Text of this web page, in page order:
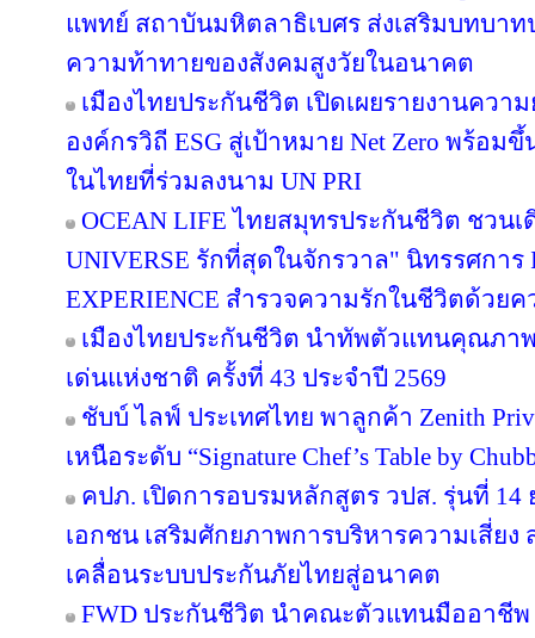
แพทย์ สถาบันมหิตลาธิเบศร ส่งเสริมบทบา
ความท้าทายของสังคมสูงวัยในอนาคต
เมืองไทยประกันชีวิต เปิดเผยรายงานควา
องค์กรวิถี ESG สู่เป้าหมาย Net Zero พร้อ
ในไทยที่ร่วมลงนาม UN PRI
OCEAN LIFE ไทยสมุทรประกันชีวิต ชวนเ
UNIVERSE รักที่สุดในจักรวาล" นิทรรศการ
EXPERIENCE สำรวจความรักในชีวิตด้วย
เมืองไทยประกันชีวิต นำทัพตัวแทนคุณภ
เด่นแห่งชาติ ครั้งที่ 43 ประจำปี 2569
ชับบ์ ไลฟ์ ประเทศไทย พาลูกค้า Zenith
เหนือระดับ “Signature Chef’s Table by
คปภ. เปิดการอบรมหลักสูตร วปส. รุ่นที่ 14
เอกชน เสริมศักยภาพการบริหารความเสี่ยง ส
เคลื่อนระบบประกันภัยไทยสู่อนาคต
FWD ประกันชีวิต นำคณะตัวแทนมืออาชี